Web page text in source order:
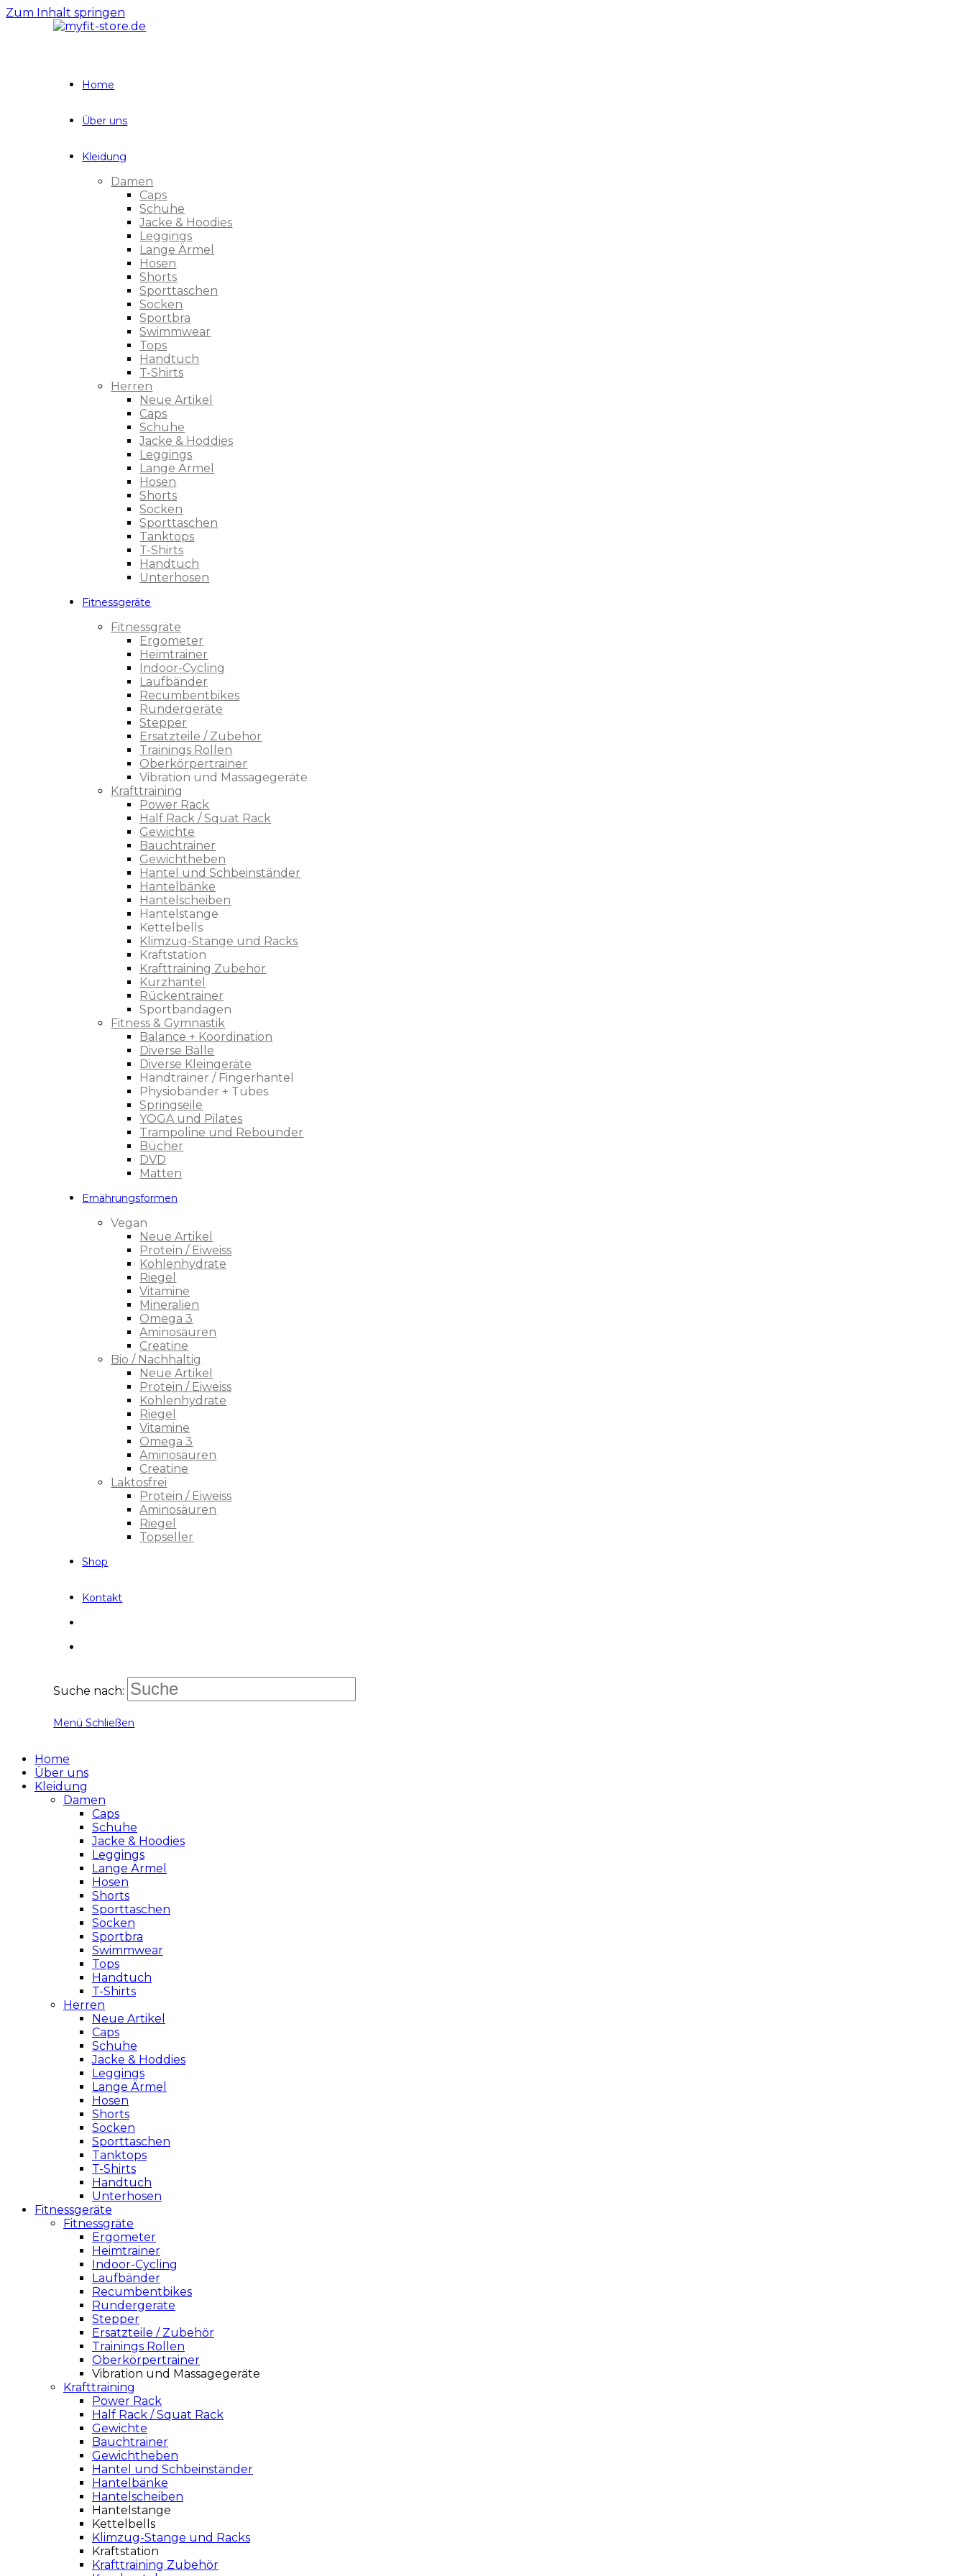
Zum Inhalt springen
Home
Über uns
Kleidung
Damen
Caps
Schuhe
Jacke & Hoodies
Leggings
Lange Ärmel
Hosen
Shorts
Sporttaschen
Socken
Sportbra
Swimmwear
Tops
Handtuch
T-Shirts
Herren
Neue Artikel
Caps
Schuhe
Jacke & Hoddies
Leggings
Lange Ärmel
Hosen
Shorts
Socken
Sporttaschen
Tanktops
T-Shirts
Handtuch
Unterhosen
Fitnessgeräte
Fitnessgräte
Ergometer
Heimtrainer
Indoor-Cycling
Laufbänder
Recumbentbikes
Rundergeräte
Stepper
Ersatzteile / Zubehör
Trainings Rollen
Oberkörpertrainer
Vibration und Massagegeräte
Krafttraining
Power Rack
Half Rack / Squat Rack
Gewichte
Bauchtrainer
Gewichtheben
Hantel und Schbeinständer
Hantelbänke
Hantelscheiben
Hantelstange
Kettelbells
Klimzug-Stange und Racks
Kraftstation
Krafttraining Zubehör
Kurzhantel
Rückentrainer
Sportbandagen
Fitness & Gymnastik
Balance + Koordination
Diverse Bälle
Diverse Kleingeräte
Handtrainer / Fingerhantel
Physiobänder + Tubes
Springseile
YOGA und Pilates
Trampoline und Rebounder
Bücher
DVD
Matten
Ernährungsformen
Vegan
Neue Artikel
Protein / Eiweiss
Kohlenhydrate
Riegel
Vitamine
Mineralien
Omega 3
Aminosäuren
Creatine
Bio / Nachhaltig
Neue Artikel
Protein / Eiweiss
Kohlenhydrate
Riegel
Vitamine
Omega 3
Aminosäuren
Creatine
Laktosfrei
Protein / Eiweiss
Aminosäuren
Riegel
Topseller
Shop
Kontakt
Suche nach:
Menü Schließen
Home
Über uns
Kleidung
Damen
Caps
Schuhe
Jacke & Hoodies
Leggings
Lange Ärmel
Hosen
Shorts
Sporttaschen
Socken
Sportbra
Swimmwear
Tops
Handtuch
T-Shirts
Herren
Neue Artikel
Caps
Schuhe
Jacke & Hoddies
Leggings
Lange Ärmel
Hosen
Shorts
Socken
Sporttaschen
Tanktops
T-Shirts
Handtuch
Unterhosen
Fitnessgeräte
Fitnessgräte
Ergometer
Heimtrainer
Indoor-Cycling
Laufbänder
Recumbentbikes
Rundergeräte
Stepper
Ersatzteile / Zubehör
Trainings Rollen
Oberkörpertrainer
Vibration und Massagegeräte
Krafttraining
Power Rack
Half Rack / Squat Rack
Gewichte
Bauchtrainer
Gewichtheben
Hantel und Schbeinständer
Hantelbänke
Hantelscheiben
Hantelstange
Kettelbells
Klimzug-Stange und Racks
Kraftstation
Krafttraining Zubehör